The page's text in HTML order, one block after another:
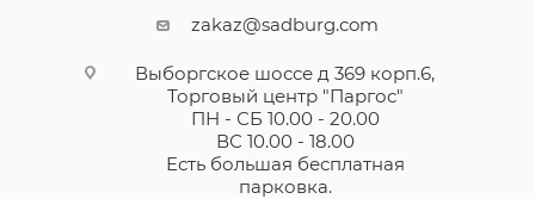
zakaz@sadburg.com
Выборгское шоссе д 369 корп.6,
Торговый центр "Паргос"
ПН - СБ 10.00 - 20.00
ВС 10.00 - 18.00
Есть большая бесплатная
парковка.